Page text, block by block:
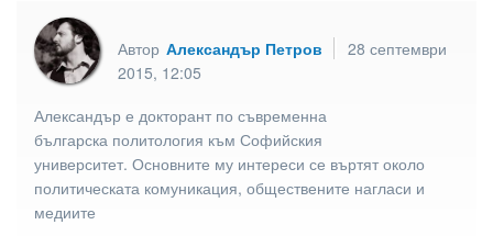
Автор Александър Петров
28 септември
2015, 12:05
Александър е докторант по съвременна
българска политология към Софийския
университет. Основните му интереси се въртят около
политическата комуникация, обществените нагласи и
медиите